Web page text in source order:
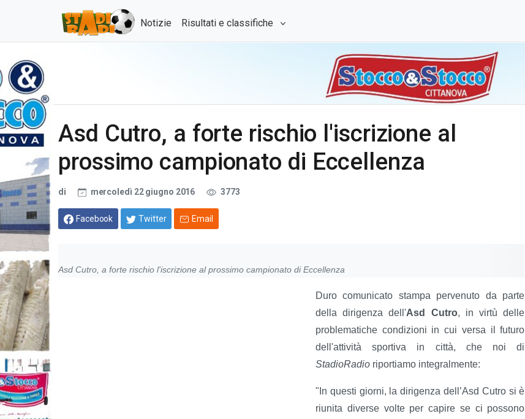
Notizie Risultati e classifiche
Asd Cutro, a forte rischio l'iscrizione al
prossimo campionato di Eccellenza
di mercoledì 22 giugno 2016 3773
Facebook Twitter Email
Asd Cutro, a forte rischio l'iscrizione al prossimo campionato di Eccellenza
Duro comunicato stampa pervenuto da parte
della dirigenza dell'Asd Cutro, in virtù delle
problematiche condizioni in cui versa il futuro
dell'attività sportiva in città, che noi di
StadioRadio riportiamo integralmente:
"In questi giorni, la dirigenza dell’Asd Cutro si è
riunita diverse volte per capire se ci possono